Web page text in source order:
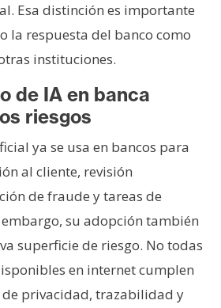
Esa distinción es importante
la respuesta del banco como
instituciones.
de IA en banca
riesgos
ya se usa en bancos para
al cliente, revisión
de fraude y tareas de
su adopción también
superficie de riesgo. No todas
en internet cumplen
de privacidad, trazabilidad y